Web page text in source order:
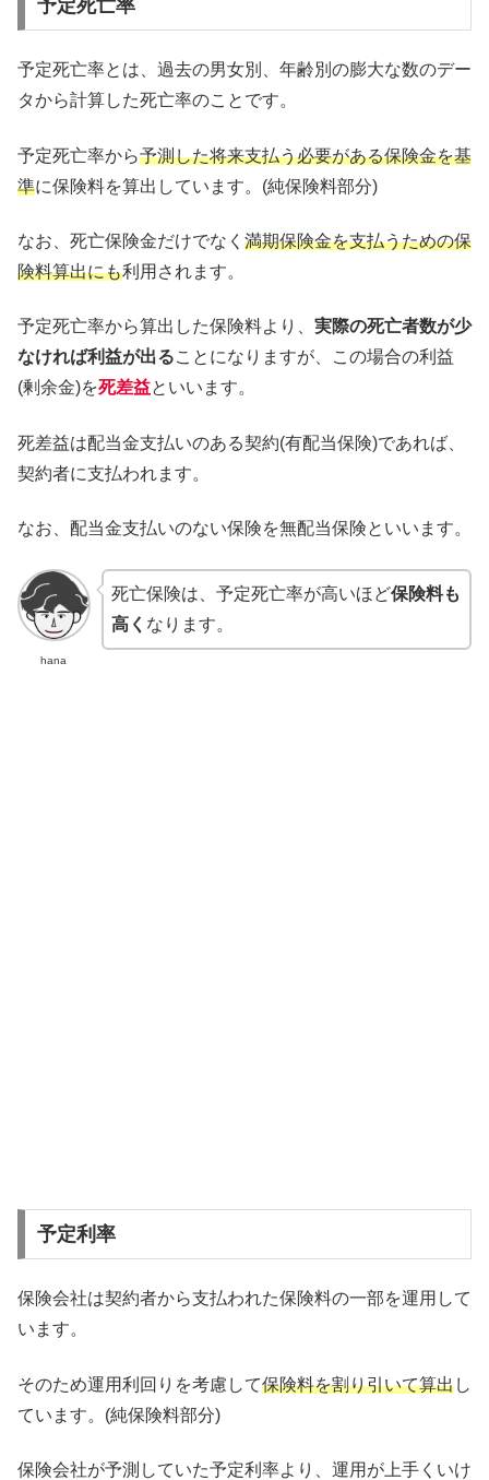
予定死亡率
予定死亡率とは、過去の男女別、年齢別の膨大な数のデー
タから計算した死亡率のことです。
予定死亡率から予測した将来支払う必要がある保険金を基
準に保険料を算出しています。(純保険料部分)
なお、死亡保険金だけでなく 満期保険金を支払うための保
険料算出にも利用されます。
予定死亡率から算出した保険料より、 実際の死亡者数が少
なければ利益が出ることになりますが、この場合の利益
(剰余金)を死差益といいます。
死差益は配当金支払いのある契約(有配当保険)であれば、
契約者に支払われます。
なお、配当金支払いのない保険を無配当保険といいます。
hana
死亡保険は、予定死亡率が高いほど保険料も
高く なります。
予定利率
保険会社は契約者から支払われた保険料の一部を運用して
います。
そのため運用利回りを考慮して保険料を割り引いて算出し
ています。(純保険料部分)
保険会社が予測していた予定利率より、運用が上手くいけ